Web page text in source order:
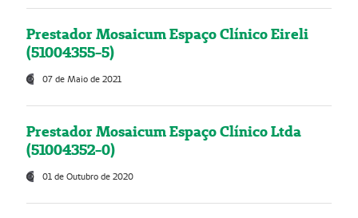
Prestador Mosaicum Espaço Clínico Eireli
(51004355-5)
07 de Maio de 2021
Prestador Mosaicum Espaço Clínico Ltda
(51004352-0)
01 de Outubro de 2020